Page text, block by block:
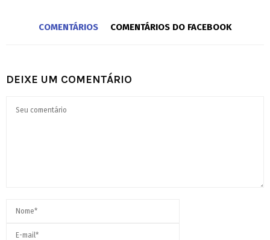
COMENTÁRIOS COMENTÁRIOS DO FACEBOOK
DEIXE UM COMENTÁRIO